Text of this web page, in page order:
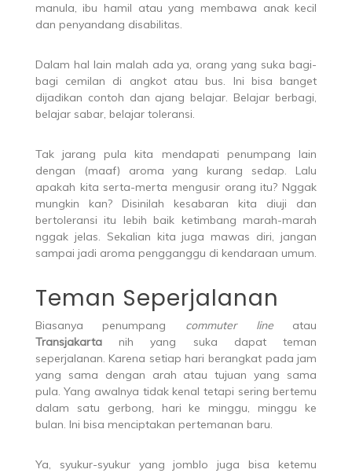
manula, ibu hamil atau yang membawa anak kecil
dan penyandang disabilitas.
Dalam hal lain malah ada ya, orang yang suka bagi-
bagi cemilan di angkot atau bus. Ini bisa banget
dijadikan contoh dan ajang belajar. Belajar berbagi,
belajar sabar, belajar toleransi.
Tak jarang pula kita mendapati penumpang lain
dengan (maaf) aroma yang kurang sedap. Lalu
apakah kita serta-merta mengusir orang itu? Nggak
mungkin kan? Disinilah kesabaran kita diuji dan
bertoleransi itu lebih baik ketimbang marah-marah
nggak jelas. Sekalian kita juga mawas diri, jangan
sampai jadi aroma pengganggu di kendaraan umum.
Teman Seperjalanan
Biasanya penumpang commuter lineatau
Transjakartanih yang suka dapat teman
seperjalanan. Karena setiap hari berangkat pada jam
yang sama dengan arah atau tujuan yang sama
pula. Yang awalnya tidak kenal tetapi sering bertemu
dalam satu gerbong, hari ke minggu, minggu ke
bulan. Ini bisa menciptakan pertemanan baru.
Ya, syukur-syukur yang jomblo juga bisa ketemu